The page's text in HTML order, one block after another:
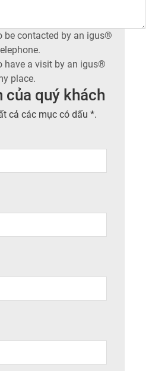
be contacted by an igus®
have a visit by an igus®
place.
của quý khách
cả các mục có dấu *.